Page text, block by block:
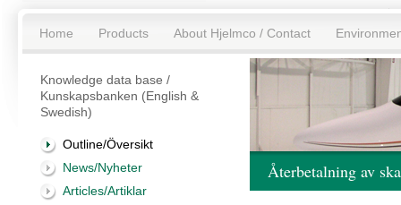
Home Products About Hjelmco / Contact
Knowledge data base /
Kunskapsbanken (English &
Swedish)
Outline/Översikt
News/Nyheter
Articles/Artiklar
Återbetalning av